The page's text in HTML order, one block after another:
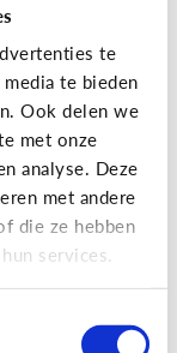
te
te bieden
Ook delen we
met onze
analyse. Deze
met andere
die ze hebben
services.
de